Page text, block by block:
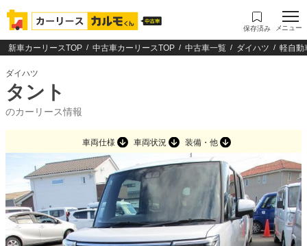
保存済み メニュー
新車カーリースTOP 中古車カーリースTOP 中古車一覧 ダイハツ 軽自動
ダイハツ
タント
のカーリース情報
車両仕様 車両状況 装備・他